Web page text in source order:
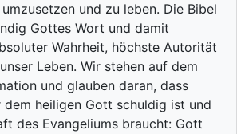
und zu leben. Die Bibel
Gottes Wort und damit
Wahrheit, höchste Autorität
Leben. Wir stehen auf dem
und glauben daran, dass
dem heiligen Gott schuldig ist und
des Evangeliums braucht: Gott